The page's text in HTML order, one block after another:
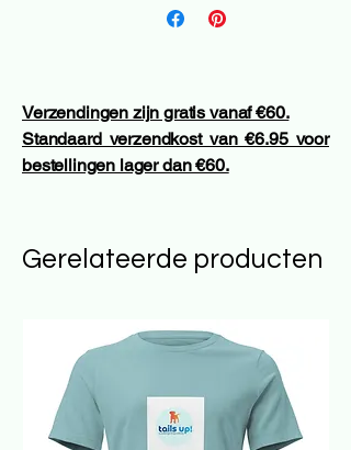
Verzendingen zijn gratis vanaf €60.
Standaard verzendkost van €6.95 voor
bestellingen lager dan €60.
Gerelateerde producten